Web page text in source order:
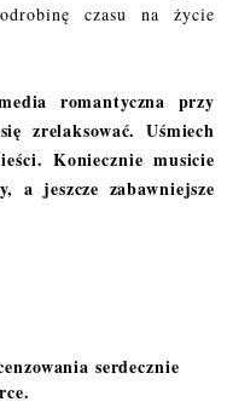
czasu na życie
romantyczna przy
zrelaksować. Uśmiech
Koniecznie musicie
a jeszcze zabawniejsze
serdecznie